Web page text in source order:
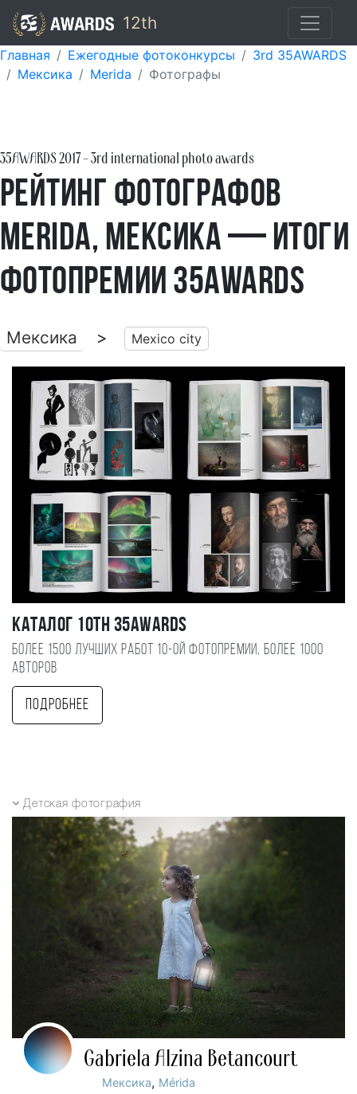
12th
Главная Ежегодные фотоконкурсы
3rd 35AWARDS
Мексика
Merida Фотографы
35AWARDS2017- 3rd international photo awards
Рейтинг фотографов
Merida, Мексика — итоги
фотопремии 35AWARDS
Мексика > Mexico city
Каталог 10TH 35AWARDS
Более 1500 лучших работ 10-ой фотопремии, более 1000
авторов
Подробнее
Детская фотография
Gabriela Alzina Betancourt
Мексика, Mérida